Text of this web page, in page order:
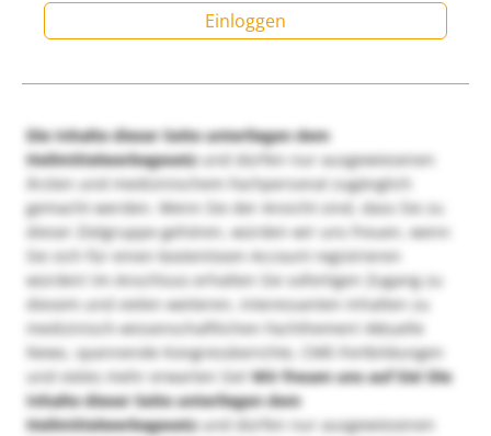
Einloggen
Die Inhalte dieser Seite unterliegen dem
Heilmittelwerbegesetzund dürfen nur ausgewiesenen
Ärzten und medizinischem Fachpersonal zugänglich
gemacht werden. Wenn Sie der Ansicht sind, dass Sie zu
dieser Zielgruppe gehören, würden wir uns freuen, wenn
Sie sich für einen kostenlosen Account registrieren
würden! Im Anschluss erhalten Sie sofortigen Zugang zu
diesem und vielen weiteren, interessanten Inhalten zu
medizinisch-wissenschaftlichen Fachthemen! Aktuelle
News, spannende Kongressberichte, CME-Fortbildungen
und vieles mehr erwarten Sie!Wir freuen uns auf Sie! Die
Inhalte dieser Seite unterliegen dem
Heilmittelwerbegesetzund dürfen nur ausgewiesenen